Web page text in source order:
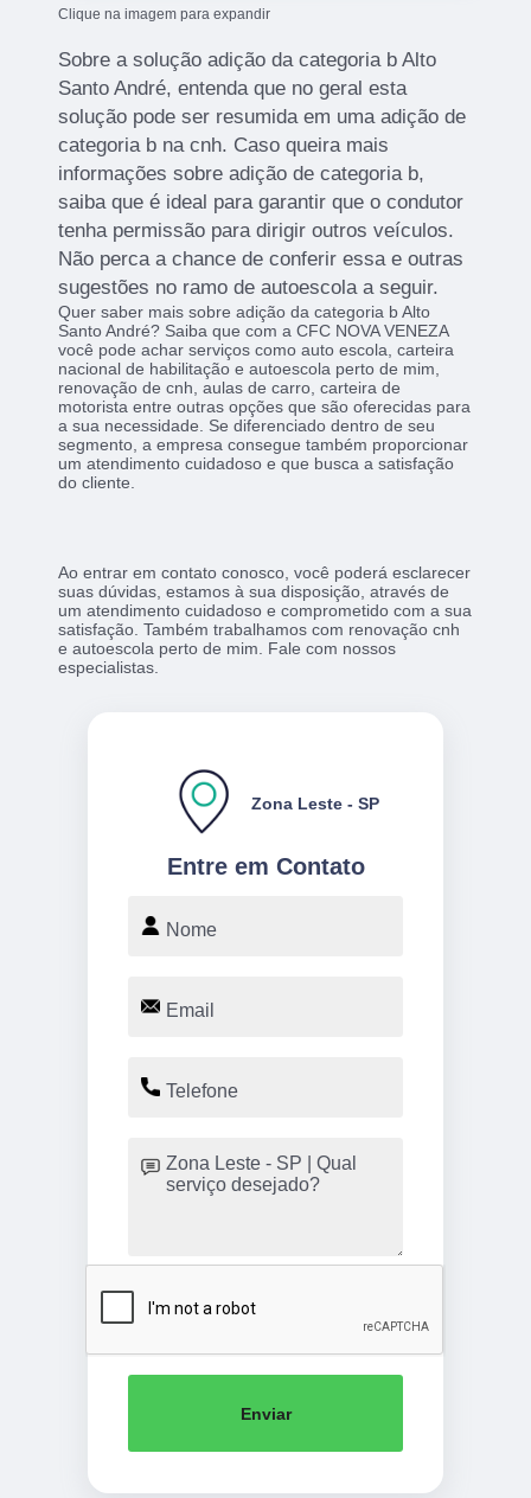
Clique na imagem para expandir
Sobre a solução adição da categoria b Alto
Santo André, entenda que no geral esta
solução pode ser resumida em uma adição de
categoria b na cnh. Caso queira mais
informações sobre adição de categoria b,
saiba que é ideal para garantir que o condutor
tenha permissão para dirigir outros veículos.
Não perca a chance de conferir essa e outras
sugestões no ramo de autoescola a seguir.
Quer saber mais sobre adição da categoria b Alto
Santo André? Saiba que com a CFC NOVA VENEZA
você pode achar serviços como auto escola, carteira
nacional de habilitação e autoescola perto de mim,
renovação de cnh, aulas de carro, carteira de
motorista entre outras opções que são oferecidas para
a sua necessidade. Se diferenciado dentro de seu
segmento, a empresa consegue também proporcionar
um atendimento cuidadoso e que busca a satisfação
do cliente.
Ao entrar em contato conosco, você poderá esclarecer
suas dúvidas, estamos à sua disposição, através de
um atendimento cuidadoso e comprometido com a sua
satisfação. Também trabalhamos com renovação cnh
e autoescola perto de mim. Fale com nossos
especialistas.
Entre em Contato
Zona Leste - SP
Enviar